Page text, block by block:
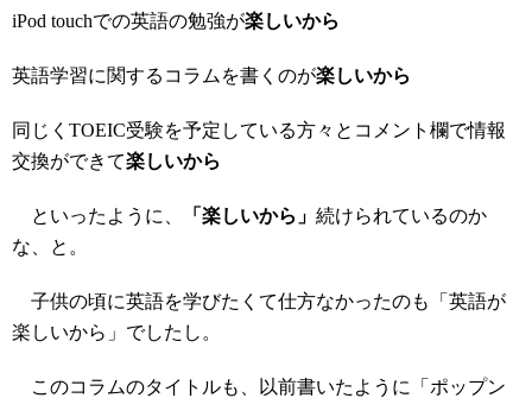
iPod touchでの英語の勉強が楽しいから
英語学習に関するコラムを書くのが楽しいから
同じくTOEIC受験を予定している方々とコメント欄で情報
交換ができて楽しいから
といったように、 「楽しいから」 続けられているのか
な、と。
子供の頃に英語を学びたくて仕方なかったのも「英語が
楽しいから」でしたし。
このコラムのタイトルも、以前書いたように「ポップン